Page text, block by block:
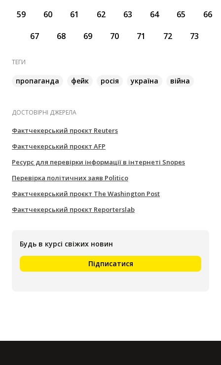
59
60 61 62 63 64 65
66
67
68 69 70 71 72 73
ТЕГИ
пропаганда фейк росія україна війна
ДОСТОВІРНІ ДЖЕРЕЛА
Фактчекерський проєкт Reuters
Фактчекерський проєкт AFP
Ресурс для перевірки інформації в інтернеті Snopes
Перевірка політичних заяв Politico
Фактчекерський проєкт The Washington Post
Фактчекерський проєкт Reporterslab
Будь в курсі свіжих новин
Підписатися